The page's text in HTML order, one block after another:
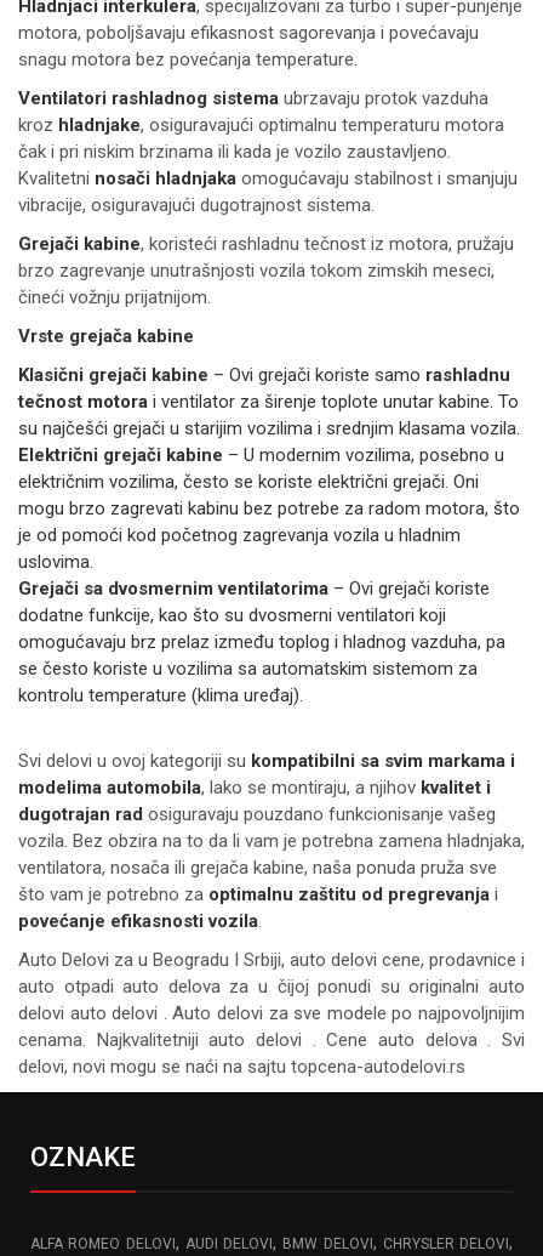
Hladnjaci interkulera, specijalizovani za turbo i super-punjenje
motora, poboljšavaju efikasnost sagorevanja i povećavaju
snagu motora bez povećanja temperature.
Ventilatori rashladnog sistema ubrzavaju protok vazduha
kroz hladnjake, osiguravajući optimalnu temperaturu motora
čak i pri niskim brzinama ili kada je vozilo zaustavljeno.
Kvalitetni nosači hladnjaka omogućavaju stabilnost i smanjuju
vibracije, osiguravajući dugotrajnost sistema.
Grejači kabine, koristeći rashladnu tečnost iz motora, pružaju
brzo zagrevanje unutrašnjosti vozila tokom zimskih meseci,
čineći vožnju prijatnijom.
Vrste grejača kabine
Klasični grejači kabine – Ovi grejači koriste samo rashladnu
tečnost motora i ventilator za širenje toplote unutar kabine. To
su najčešći grejači u starijim vozilima i srednjim klasama vozila.
Električni grejači kabine – U modernim vozilima, posebno u
električnim vozilima, često se koriste električni grejači. Oni
mogu brzo zagrevati kabinu bez potrebe za radom motora, što
je od pomoći kod početnog zagrevanja vozila u hladnim
uslovima.
Grejači sa dvosmernim ventilatorima – Ovi grejači koriste
dodatne funkcije, kao što su dvosmerni ventilatori koji
omogućavaju brz prelaz između toplog i hladnog vazduha, pa
se često koriste u vozilima sa automatskim sistemom za
kontrolu temperature (klima uređaj).
Svi delovi u ovoj kategoriji su kompatibilni sa svim markama i
modelima automobila, lako se montiraju, a njihov kvalitet i
dugotrajan rad osiguravaju pouzdano funkcionisanje vašeg
vozila. Bez obzira na to da li vam je potrebna zamena hladnjaka,
ventilatora, nosača ili grejača kabine, naša ponuda pruža sve
što vam je potrebno za optimalnu zaštitu od pregrevanja i
povećanje efikasnosti vozila.
Auto Delovi za u Beogradu I Srbiji, auto delovi cene, prodavnice i
auto otpadi auto delova za u čijoj ponudi su originalni auto
delovi auto delovi . Auto delovi za sve modele po najpovoljnijim
cenama. Najkvalitetniji auto delovi . Cene auto delova . Svi
delovi, novi mogu se naći na sajtu topcena-autodelovi.rs
OZNAKE
ALFA ROMEO DELOVI , AUDI DELOVI , BMW DELOVI , CHRYSLER DELOVI ,